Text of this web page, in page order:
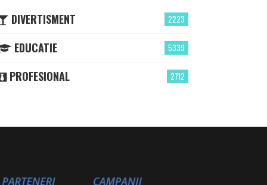
2223
DIVERTISMENT
5339
EDUCATIE
2712
PROFESIONAL